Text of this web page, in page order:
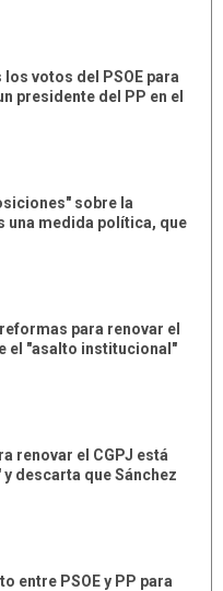
votos del PSOE para
presidente del PP en el
sobre la
una medida política, que
para renovar el
el "asalto institucional"
renovar el CGPJ está
descarta que Sánchez
entre PSOE y PP para